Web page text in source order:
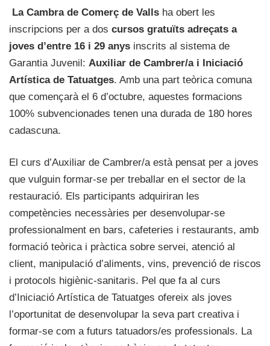
La Cambra de Comerç de Valls ha obert les
inscripcions per a dos cursos gratuïts adreçats a
joves d’entre 16 i 29 anys inscrits al sistema de
Garantia Juvenil: Auxiliar de Cambrer/a i Iniciació
Artística de Tatuatges. Amb una part teòrica comuna
que començarà el 6 d’octubre, aquestes formacions
100% subvencionades tenen una durada de 180 hores
cadascuna.
El curs d’Auxiliar de Cambrer/a està pensat per a joves
que vulguin formar-se per treballar en el sector de la
restauració. Els participants adquiriran les
competències necessàries per desenvolupar-se
professionalment en bars, cafeteries i restaurants, amb
formació teòrica i pràctica sobre servei, atenció al
client, manipulació d’aliments, vins, prevenció de riscos
i protocols higiènic-sanitaris. Pel que fa al curs
d’Iniciació Artística de Tatuatges ofereix als joves
l’oportunitat de desenvolupar la seva part creativa i
formar-se com a futurs tatuadors/es professionals. La